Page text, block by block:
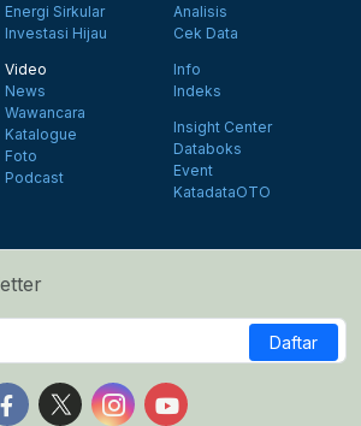
Energi Sirkular
Investasi Hijau
Analisis
Cek Data
Video
News
Wawancara
Katalogue
Foto
Podcast
Info
Indeks
Insight Center
Databoks
Event
KatadataOTO
Daftar
Follow us on Facebook
Follow us on X
Follow us on Instagram
Follow us on